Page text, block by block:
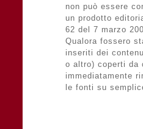
non può essere
un prodotto
62 del 7 marzo
Qualora fossero
inseriti dei
o altro) coperti da
immediatamente
le fonti su